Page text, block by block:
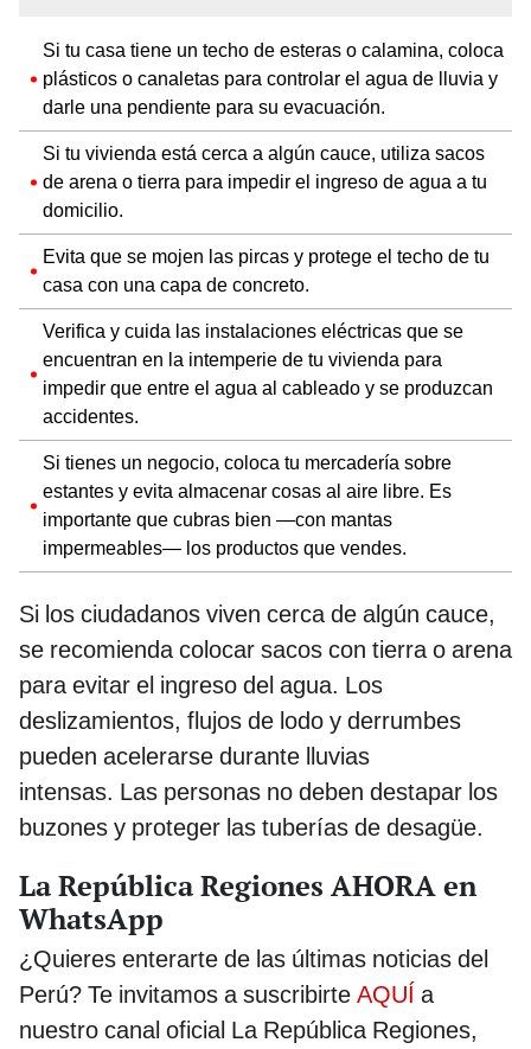
Si tu casa tiene un techo de esteras o calamina, coloca
plásticos o canaletas para controlar el agua de lluvia y
darle una pendiente para su evacuación.
Si tu vivienda está cerca a algún cauce, utiliza sacos
de arena o tierra para impedir el ingreso de agua a tu
domicilio.
Evita que se mojen las pircas y protege el techo de tu
casa con una capa de concreto.
Verifica y cuida las instalaciones eléctricas que se
encuentran en la intemperie de tu vivienda para
impedir que entre el agua al cableado y se produzcan
accidentes.
Si tienes un negocio, coloca tu mercadería sobre
estantes y evita almacenar cosas al aire libre. Es
importante que cubras bien —con mantas
impermeables— los productos que vendes.
Si los ciudadanos viven cerca de algún cauce,
se recomienda colocar sacos con tierra o arena
para evitar el ingreso del agua. Los
deslizamientos, flujos de lodo y derrumbes
pueden acelerarse durante lluvias
intensas. Las personas no deben destapar los
buzones y proteger las tuberías de desagüe.
La República Regiones AHORA en
WhatsApp
¿Quieres enterarte de las últimas noticias del
Perú? Te invitamos a suscribirte AQUÍ a
nuestro canal oficial La República Regiones,